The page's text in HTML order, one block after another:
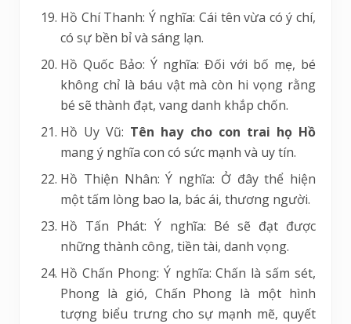
Hồ Chí Thanh: Ý nghĩa: Cái tên vừa có ý chí,
có sự bền bỉ và sáng lạn.
Hồ Quốc Bảo: Ý nghĩa: Đối với bố mẹ, bé
không chỉ là báu vật mà còn hi vọng rằng
bé sẽ thành đạt, vang danh khắp chốn.
Hồ Uy Vũ: Tên hay cho con trai họ Hồ
mang ý nghĩa con có sức mạnh và uy tín.
Hồ Thiện Nhân: Ý nghĩa: Ở đây thể hiện
một tấm lòng bao la, bác ái, thương người.
Hồ Tấn Phát: Ý nghĩa: Bé sẽ đạt được
những thành công, tiền tài, danh vọng.
Hồ Chấn Phong: Ý nghĩa: Chấn là sấm sét,
Phong là gió, Chấn Phong là một hình
tượng biểu trưng cho sự mạnh mẽ, quyết